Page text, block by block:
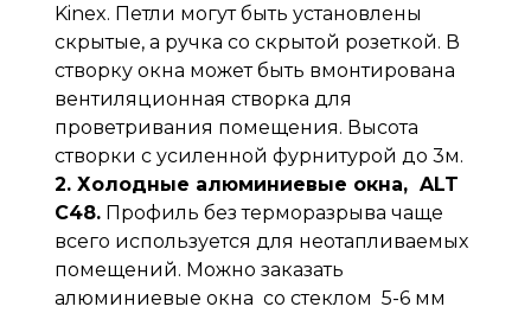
Kinex. Петли могут быть установлены
скрытые, а ручка со скрытой розеткой. В
створку окна может быть вмонтирована
вентиляционная створка для
проветривания помещения. Высота
створки с усиленной фурнитурой до 3м.
2. Холодные алюминиевые окна, ALT
C48.Профиль без терморазрыва чаще
всего используется для неотапливаемых
помещений. Можно заказать
алюминиевые окна со стеклом 5-6 мм